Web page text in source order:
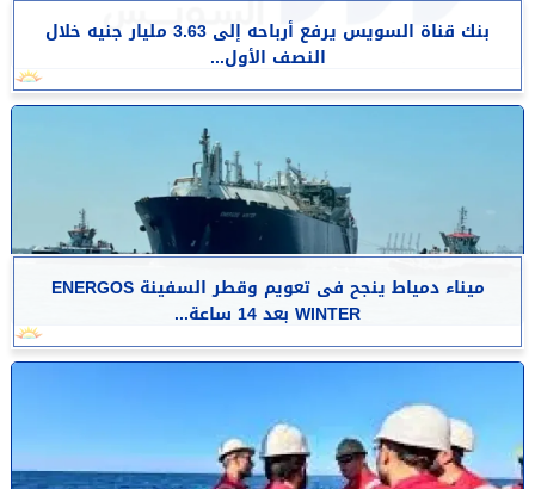
بنك قناة السويس يرفع أرباحه إلى 3.63 مليار جنيه خلال
النصف الأول...
​ميناء دمياط ينجح فى تعويم وقطر السفينة ENERGOS
WINTER بعد 14 ساعة...